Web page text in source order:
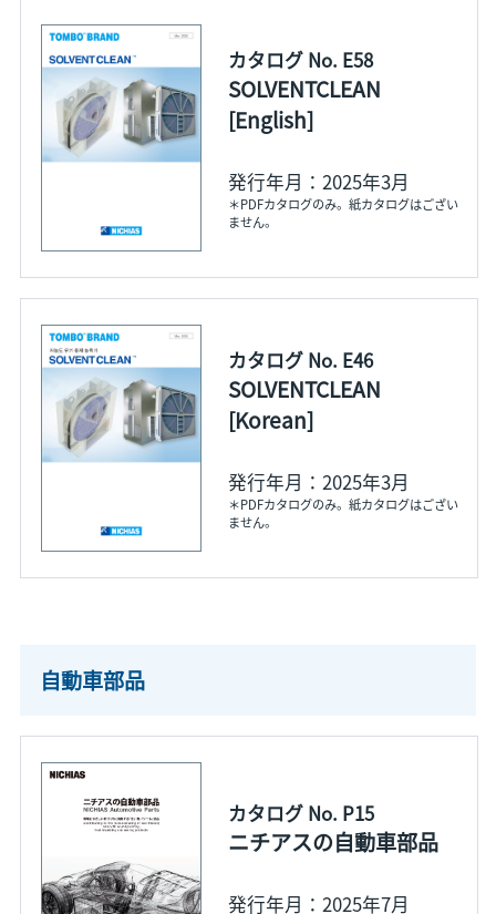
カタログ No. E58
SOLVENTCLEAN
[English]
発行年月：2025年3月
＊PDFカタログのみ。紙カタログはござい
ません。
カタログ No. E46
SOLVENTCLEAN
[Korean]
発行年月：2025年3月
＊PDFカタログのみ。紙カタログはござい
ません。
自動車部品
カタログ No. P15
ニチアスの自動車部品
発行年月：2025年7月